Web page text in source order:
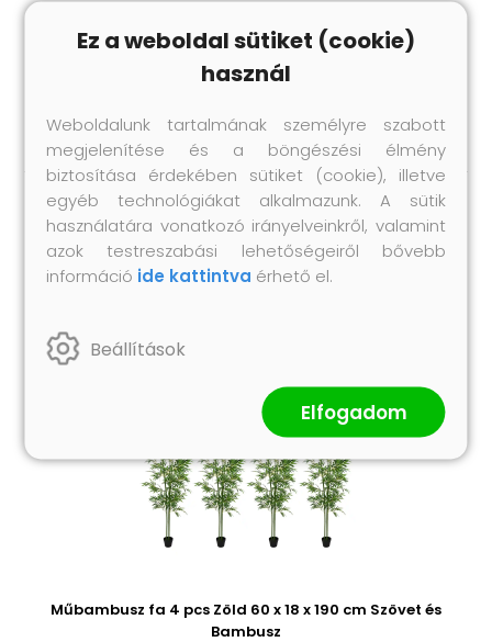
Csak beltéri használatra
A csomag tartalma:
Hasonló termékek
Műbambusz fa 4 pcs Zöld 60 x 18 x 190 cm Szövet és
Bambusz
Ez a weboldal sütiket (cookie)
használ
Weboldalunk tartalmának személyre szabott
megjelenítése és a böngészési élmény
biztosítása érdekében sütiket (cookie), illetve
egyéb technológiákat alkalmazunk. A sütik
használatára vonatkozó irányelveinkről, valamint
azok testreszabási lehetőségeiről bővebb
információ ide kattintva érhető el.
Beállítások
Elfogadom